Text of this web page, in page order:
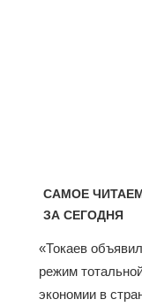
САМОЕ
ЗА СЕГОДНЯ
«Токаев объявил
режим
экономии в